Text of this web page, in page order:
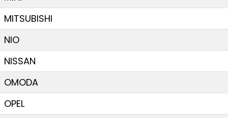
MITSUBISHI
NIO
NISSAN
OMODA
OPEL